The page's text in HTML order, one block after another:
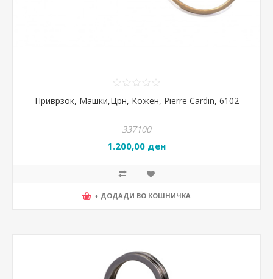
Приврзок, Машки,Црн, Кожен, Pierre Cardin, 6102
337100
1.200,00 ден
+ ДОДАДИ ВО КОШНИЧКА